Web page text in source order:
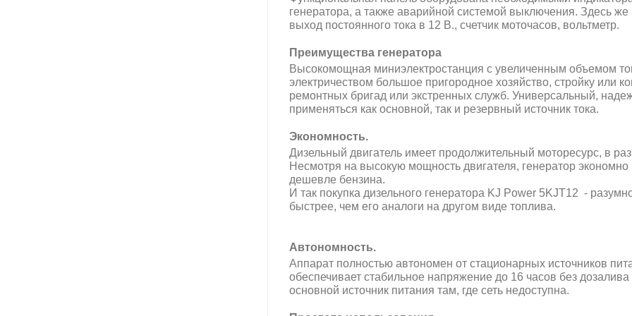
генератора, а также аварийной системой выключения. Здесь же
выход постоянного тока в 12 В., счетчик моточасов, вольтметр.
Преимущества генератора
Высокомощная миниэлектростанция с увеличенным объемом
электричеством большое пригородное хозяйство, стройку или
ремонтных бригад или экстренных служб. Универсальный,
применяться как основной, так и резервный источник тока.
Экономность.
Дизельный двигатель имеет продолжительный моторесурс, в
Несмотря на высокую мощность двигателя, генератор экономно
дешевле бензина.
И так покупка дизельного генератора KJ Power 5KJT12 -
быстрее, чем его аналоги на другом виде топлива.
Автономность.
Аппарат полностью автономен от стационарных источников
обеспечивает стабильное напряжение до 16 часов без дозалива
основной источник питания там, где сеть недоступна.